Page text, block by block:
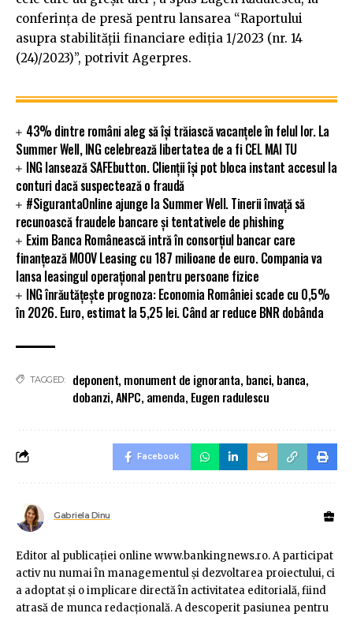
conferinţa de presă pentru lansarea “Raportului
asupra stabilităţii financiare ediţia 1/2023 (nr. 14
(24)/2023)”, potrivit Agerpres.
43% dintre români aleg să își trăiască vacanțele în felul lor. La
Summer Well, ING celebrează libertatea de a fi CEL MAI TU
ING lansează SAFEbutton. Clienții își pot bloca instant accesul la
conturi dacă suspectează o fraudă
#SigurantaOnline ajunge la Summer Well. Tinerii învață să
recunoască fraudele bancare și tentativele de phishing
Exim Banca Românească intră în consorțiul bancar care
finanțează MOOV Leasing cu 187 milioane de euro. Compania va
lansa leasingul operațional pentru persoane fizice
ING înrăutățește prognoza: Economia României scade cu 0,5%
în 2026. Euro, estimat la 5,25 lei. Când ar reduce BNR dobânda
TAGGED: deponent, monument de ignoranta, banci, banca,
dobanzi,ANPC, amenda, Eugen radulescu
Facebook
Gabriela Dinu
Editor al publicaţiei online www.bankingnews.ro. A participat
activ nu numai în managementul şi dezvoltarea proiectului, ci
a adoptat şi o implicare directă în activitatea editorială, fiind
atrasă de munca redacţională. A descoperit pasiunea pentru